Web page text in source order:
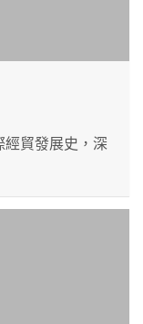
經貿發展史，深